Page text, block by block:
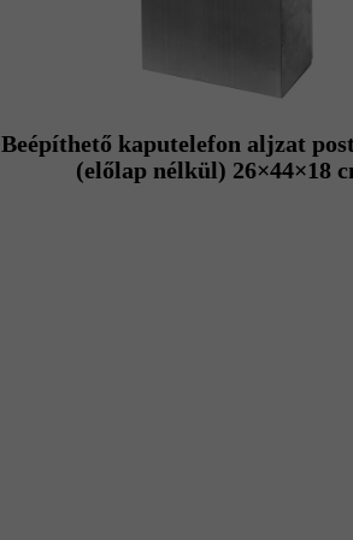
Beépíthető kaputelefon aljzat
(előlap nélkül) 26×44×18